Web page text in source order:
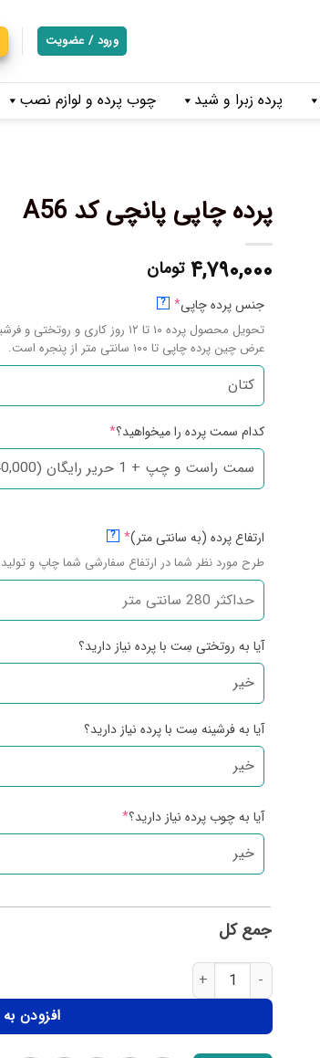
ورود / عضویت
پرده زبرا و شید چوب پرده و لوازم نصب
پرده چاپی پانچی کد A56
۴,۷۹۰,۰۰۰ تومان
جنس پرده چاپی*
?
تحویل محصول پرده ۱۰ تا ۱۲ روز کاری و روتختی و فرشینه ۱۴ تا ۱۷ روز کاری میباشد.
عرض چین پرده چاپی تا ۱۰۰ سانتی متر از پنجره است.
کدام سمت پرده را میخواهید؟*
ارتفاع پرده (به سانتی متر)*
?
طرح مورد نظر شما در ارتفاع سفارشی شما چاپ و
آیا به روتختی سِت با پرده نیاز دارید؟
آیا به فرشینه سِت با پرده نیاز دارید؟
آیا به چوب پرده نیاز دارید؟*
جمع کل
افزودن